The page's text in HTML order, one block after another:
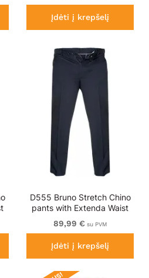
Įdėti į krepšelį
D555 Bruno Stretch Chino
pants with Extenda Waist
Indigo Blue
89,99 € su PVM
Įdėti į krepšelį